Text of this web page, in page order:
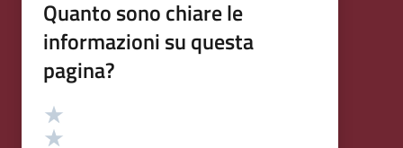
Quanto sono chiare le
informazioni su questa
pagina?
Valutazione